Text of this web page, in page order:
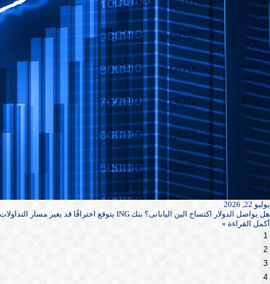
يوليو 22, 2026
هل يواصل الدولار اكتساح الين اليابانى؟ بنك ING يتوقع اختراقًا قد يغير مسار التداولات
أكمل القراءة »
1
2
3
4